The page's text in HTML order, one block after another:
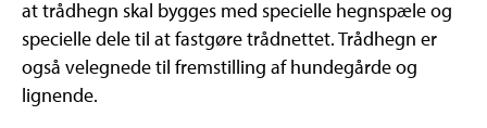
at trådhegn skal bygges med specielle hegnspæle og
specielle dele til at fastgøre trådnettet. Trådhegn er
også velegnede til fremstilling af hundegårde og
lignende.